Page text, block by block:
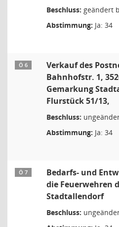
Beschluss: geändert
Abstimmung: Ja: 34
Ö 6
Verkauf des
Bahnhofstr. 1,
Gemarkung
Flurstück 51/13,
Beschluss:
Abstimmung: Ja: 34
Ö 7
Bedarfs- und
die Feuerwehren
Stadtallendorf
Beschluss: